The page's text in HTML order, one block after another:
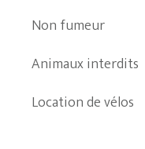
Non fumeur
Animaux interdits
Location de vélos